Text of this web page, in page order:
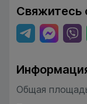
Свяжитесь
Общая